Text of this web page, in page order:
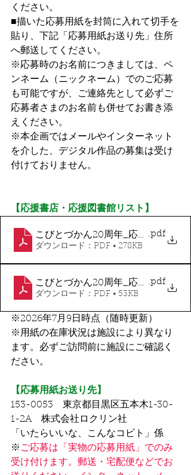
ください。
■描いた応募用紙を封筒に入れて切手を
貼り、下記「応募用紙お送り先」住所
へ郵送してください。
※応募時のお名前につきましては、ペ
ンネーム（ニックネーム）でのご応募
も可能ですが、ご連絡先として必ずご
応募者さまのお名前も併せてお書き添
えください。
※本企画ではメールやインターネット
を介した、デジタル作品の募集は受け
付けておりません。
【応援書店・応援図書館リスト】
こびとづかん20周年_応援書店リス
.pdf
ダウンロード：PDF • 278KB
こびとづかん20周年_応援図書館リ
.pdf
ダウンロード：PDF • 53KB
※2026年7月9日時点（随時更新）
※用紙の在庫状況は施設により異なり
ます。必ずご訪問前に施設にご確認く
ださい。
【応募用紙お送り先】
153-0053　東京都目黒区五本木1-30-
1-2A　株式会社ロクリン社
「いたらいいな、こんなコビト」係
※ ご応募は「実物の応募用紙」でのみ
受け付けます。郵送・宅配便などでお